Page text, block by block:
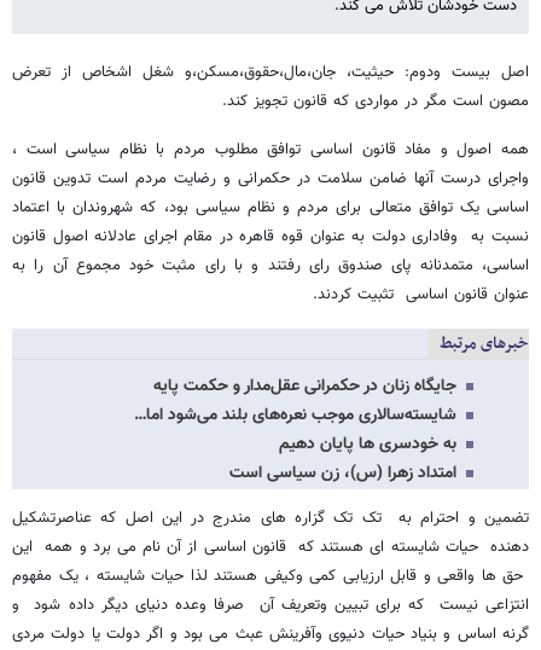
دست خودشان تلاش می کند.
اصل بیست ودوم: حیثیت، جان،مال،حقوق،مسکن،و شغل اشخاص از تعرض
مصون است مگر در مواردی که قانون تجویز کند.
همه اصول و مفاد قانون اساسی توافق مطلوب مردم با نظام سیاسی است ،
واجرای درست آنها ضامن سلامت در حکمرانی و رضایت مردم است تدوین قانون
اساسی یک توافق متعالی برای مردم و نظام سیاسی بود، که شهروندان با اعتماد
نسبت به وفاداری دولت به عنوان قوه قاهره در مقام اجرای عادلانه اصول قانون
اساسی، متمدنانه پای صندوق رای رفتند و با رای مثبت خود مجموع آن را به
عنوان قانون اساسی تثبیت کردند.
خبرهای مرتبط
جایگاه زنان در حکمرانی عقل‌مدار و حکمت پایه
شایسته‌سالاری موجب نعره‌های بلند می‌شود اما…
به خودسری ها پایان دهیم
امتداد زهرا (س)، زن سیاسی است
تضمین و احترام به تک تک گزاره های مندرج در این اصل که عناصرتشکیل
دهنده حیات شایسته ای هستند که قانون اساسی از آن نام می برد و همه این
حق ها واقعی و قابل ارزیابی کمی وکیفی هستند لذا حیات شایسته ، یک مفهوم
انتزاعی نیست که برای تبیین وتعریف آن صرفا وعده دنیای دیگر داده شود و
گرنه اساس و بنیاد حیات دنیوی وآفرینش عبث می بود و اگر دولت یا دولت مردی